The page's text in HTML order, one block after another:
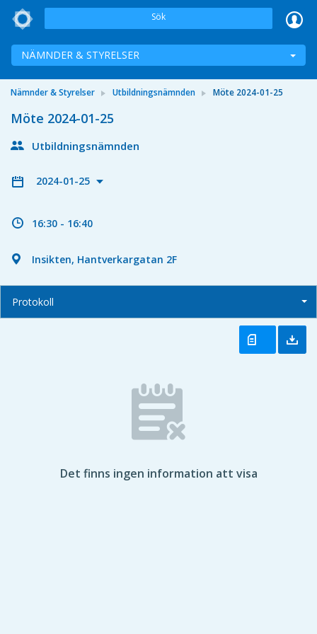
Sök
NÄMNDER & STYRELSER
Nämnder & Styrelser Utbildningsnämnden Möte 2024-01-25
Möte 2024-01-25
Utbildningsnämnden
2024-01-25
16:30 - 16:40
Insikten, Hantverkargatan 2F
Protokoll
Det finns ingen information att visa